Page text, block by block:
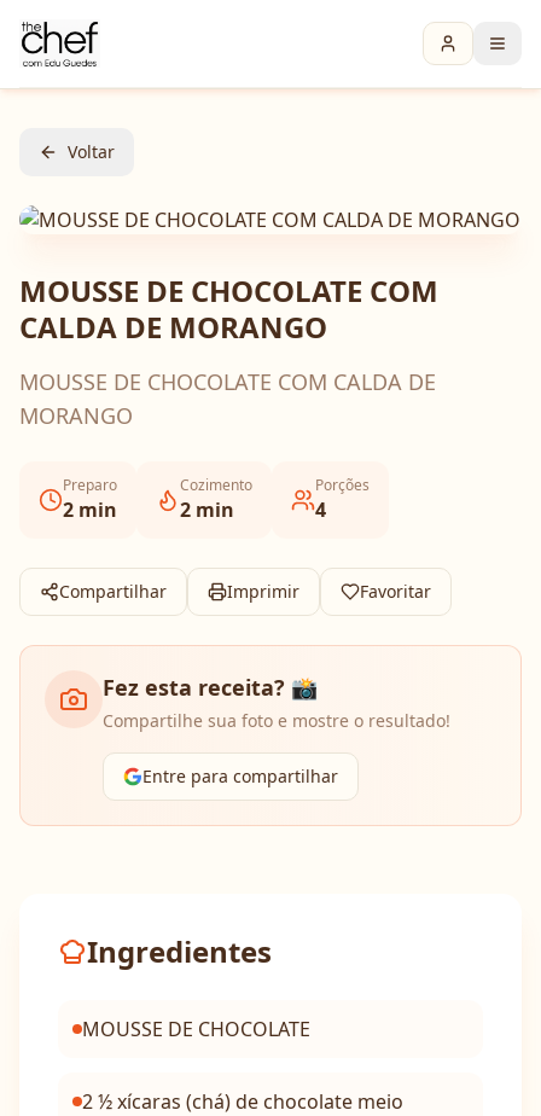
Voltar
MOUSSE DE CHOCOLATE COM
CALDA DE MORANGO
MOUSSE DE CHOCOLATE COM CALDA DE
MORANGO
Preparo
2 min
Cozimento
2 min
Porções
4
Compartilhar Imprimir Favoritar
Fez esta receita? 📸
Compartilhe sua foto e mostre o resultado!
Entre para compartilhar
Ingredientes
MOUSSE DE CHOCOLATE
2 ½ xícaras (chá) de chocolate meio